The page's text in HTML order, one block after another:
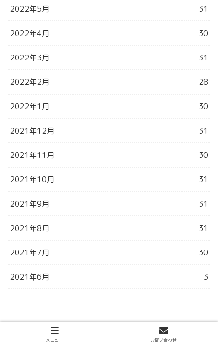
2022年5月 31
2022年4月 30
2022年3月 31
2022年2月 28
2022年1月 30
2021年12月 31
2021年11月 30
2021年10月 31
2021年9月 31
2021年8月 31
2021年7月 30
2021年6月 3
メニュー お問い合わせ